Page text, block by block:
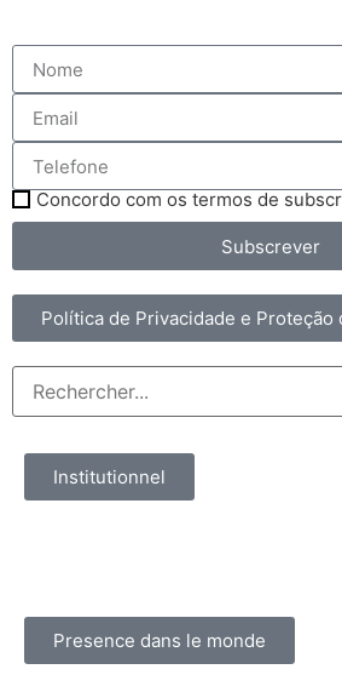
Concordo com os termos de
Subscrever
Política de Privacidade e Proteção
Institutionnel
Presence dans le monde